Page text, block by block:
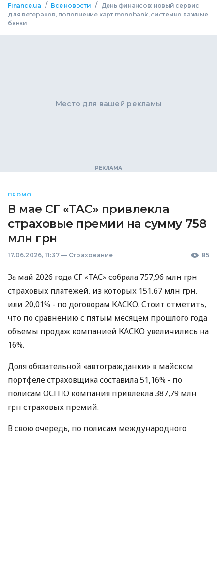
Finance.ua / Все новости /
День финансов: новый сервис
для ветеранов, пополнение карт monobank, системно важные
банки
Место для вашей рекламы
ПРОМО
В мае СГ «ТАС» привлекла
страховые премии на сумму 758
млн грн
17.06.2026, 11:37 — Страхование 85
За май 2026 года СГ «ТАС» собрала 757,96 млн грн
страховых платежей, из которых 151,67 млн грн,
или 20,01% - по договорам КАСКО. Стоит отметить,
что по сравнению с пятым месяцем прошлого года
объемы продаж компанией КАСКО увеличились на
16%.
Доля обязательной «автогражданки» в майском
портфеле страховщика составила 51,16% - по
полисам ОСГПО компания привлекла 387,79 млн
грн страховых премий.
В свою очередь, по полисам международного